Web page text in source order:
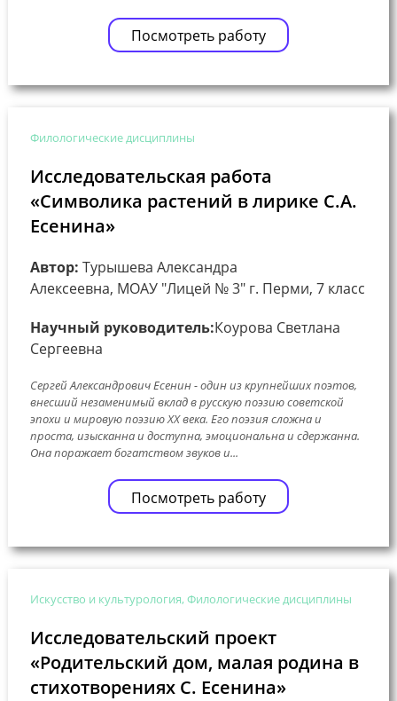
Посмотреть работу
Филологические дисциплины
Исследовательская работа
«Символика растений в лирике С.А.
Есенина»
Автор: Турышева Александра
Алексеевна, МОАУ "Лицей № 3" г. Перми, 7 класс
Научный руководитель:Коурова Светлана
Сергеевна
Сергей Александрович Есенин - один из крупнейших поэтов,
внесший незаменимый вклад в русскую поэзию советской
эпохи и мировую поэзию XX века. Его поэзия сложна и
проста, изысканна и доступна, эмоциональна и сдержанна.
Она поражает богатством звуков и...
Посмотреть работу
Искусство и культурология, Филологические дисциплины
Исследовательский проект
«Родительский дом, малая родина в
стихотворениях С. Есенина»